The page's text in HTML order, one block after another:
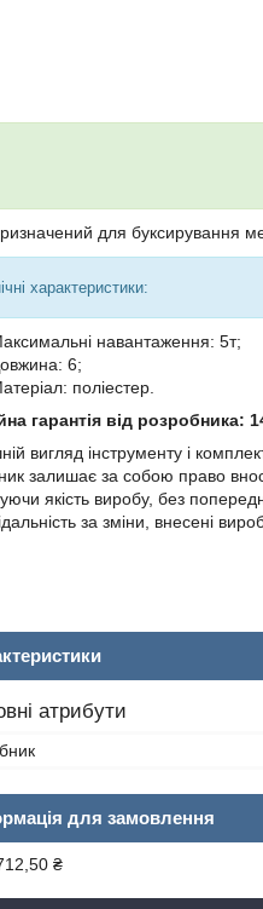
для буксирування
характеристики:
навантаження: 5т;
6;
поліестер.
гарантія від розробника:
вигляд інструменту і
залишає за собою право
якість виробу, без
за зміни, внесені
атрибути
для замовлення
₴